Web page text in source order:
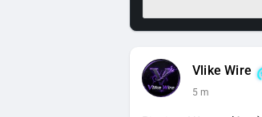
Vlike Wire
5 m